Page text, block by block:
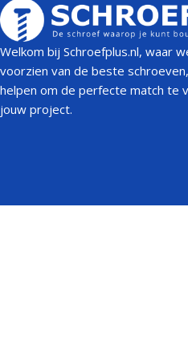
Welkom bij Schroefplus.nl, waar
voorzien van de beste
helpen om de perfecte match te
jouw project.